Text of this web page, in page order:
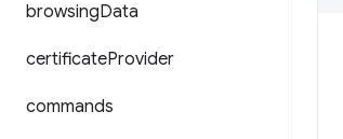
browsingData
certificateProvider
commands